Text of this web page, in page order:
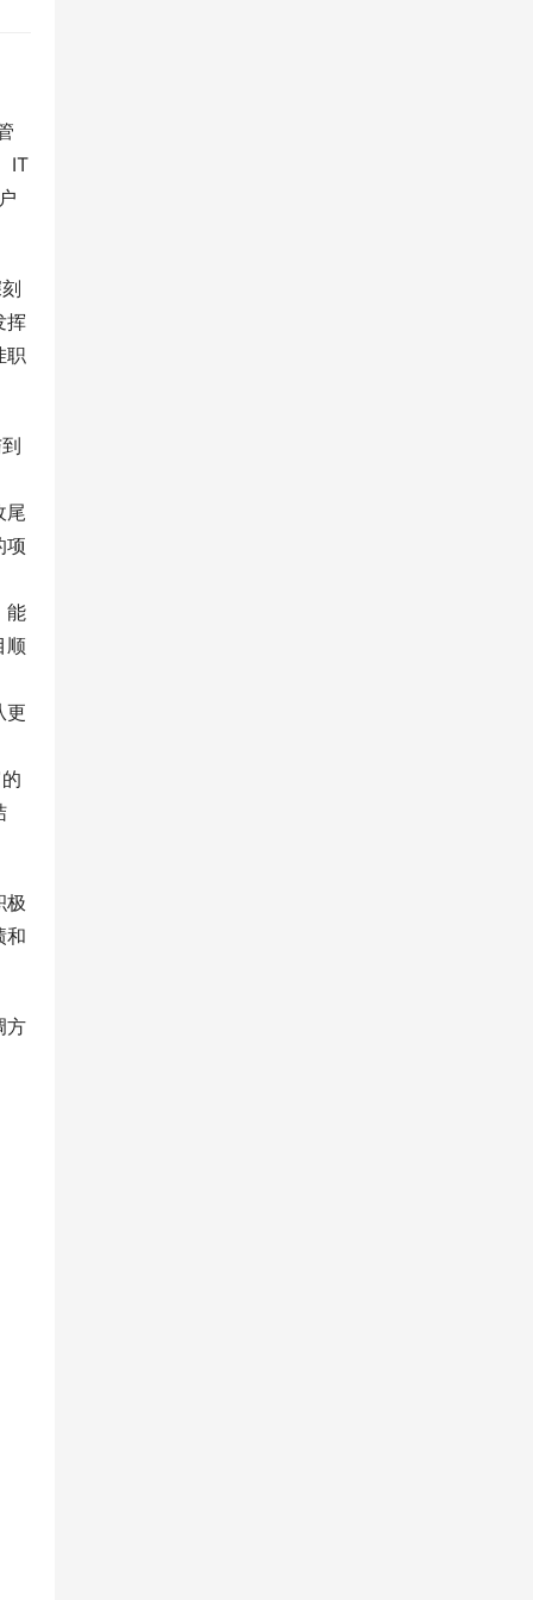
IT
挥
职
尾
项
能
顺
更
极
和
方